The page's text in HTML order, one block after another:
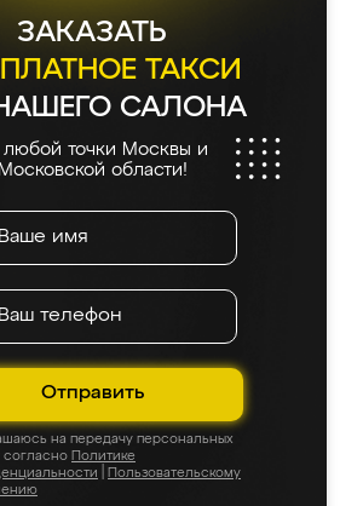
ЗАКАЗАТЬ
ТАКСИ
САЛОНА
любой точки Москвы и
Московской области!
Отправить
на передачу персональных
согласно Политике
Пользовательскому